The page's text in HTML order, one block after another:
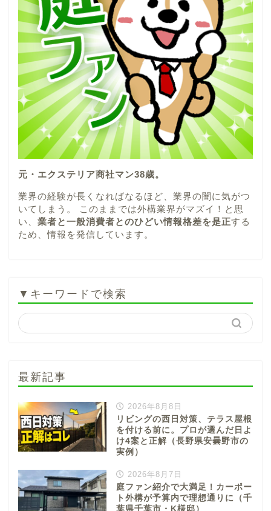
元・エクステリア商社マン38歳。
業界の経験が長くなればなるほど、業界の闇に気がつ
いてしまう。 このままでは外構業界がマズイ！と思
い、 業者と一般消費者とのひどい情報格差を是正する
ため、情報を発信しています。
▼キーワードで検索
最新記事
2026年8月8日
リビングの西日対策、テラス屋根
を付ける前に。プロが選んだ日よ
け4案と正解（長野県安曇野市の
実例）
2026年8月7日
庭ファン紹介で大満足！カーポー
ト外構が予算内で理想通りに（千
葉県千葉市・K様邸）